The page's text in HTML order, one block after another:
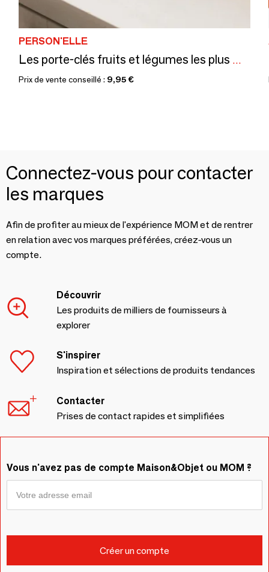
PERSON'ELLE
Les porte-clés fruits et légumes les plus mignons !
Prix de vente conseillé : 9,95 €
Connectez-vous pour contacter
les marques
Afin de profiter au mieux de l'expérience MOM et de rentrer
en relation avec vos marques préférées, créez-vous un
compte.
Découvrir
Les produits de milliers de fournisseurs à
explorer
S'inspirer
Inspiration et sélections de produits tendances
Contacter
Prises de contact rapides et simplifiées
Vous n'avez pas de compte Maison&Objet ou MOM ?